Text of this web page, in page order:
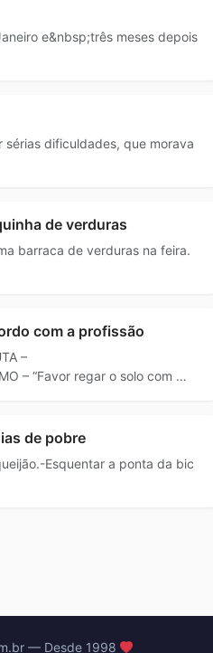
e&nbsp;três meses depois
dificuldades, que morava
de verduras
barraca de verduras na feira.
com a profissão
–
– “Favor regar o solo com …
de pobre
Esquentar a ponta da bic
— Desde 1998